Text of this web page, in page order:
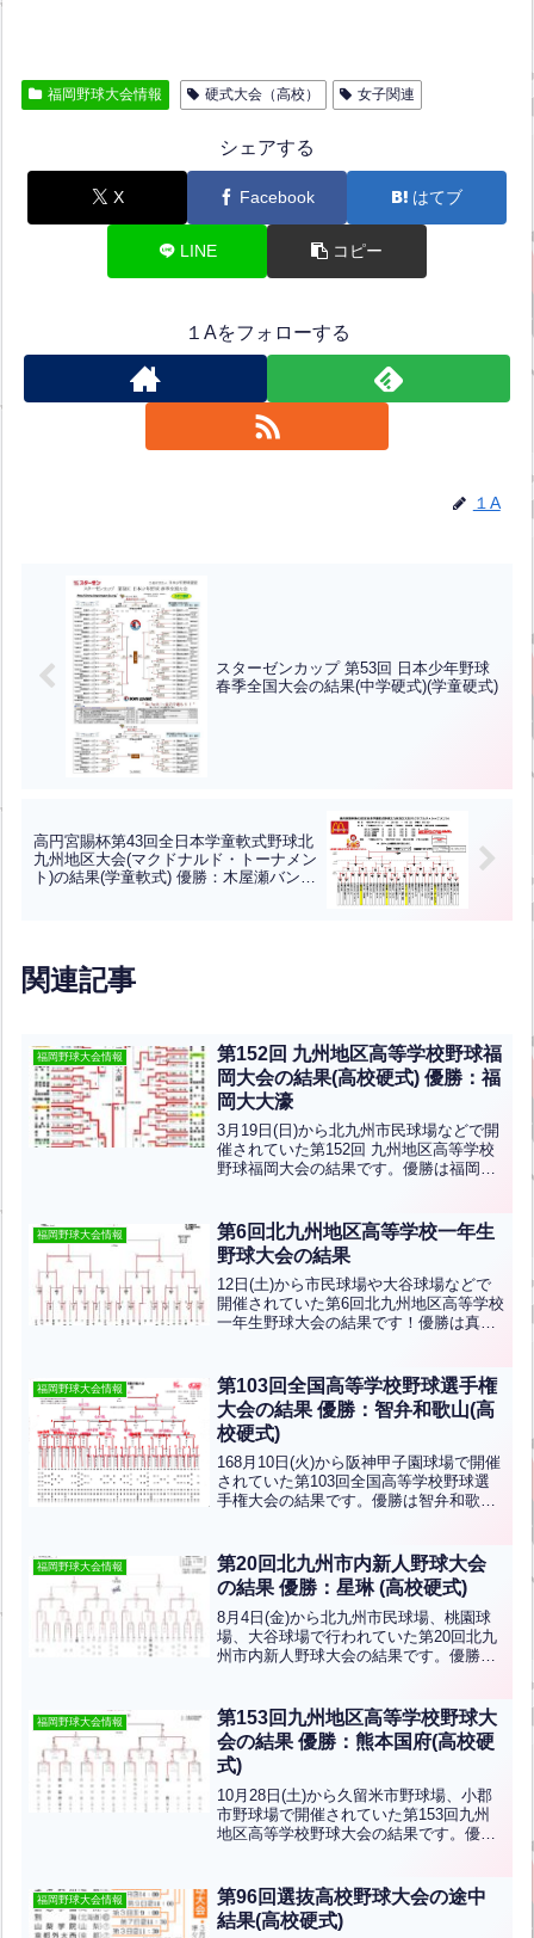
福岡野球大会情報 硬式大会（高校） 女子関連
シェアする
X Facebook はてブ
LINE コピー
１Aをフォローする
１A
スターゼンカップ 第53回 日本少年野球
春季全国大会の結果(中学硬式)(学童硬式)
高円宮賜杯第43回全日本学童軟式野球北
九州地区大会(マクドナルド・トーナメン
ト)の結果(学童軟式) 優勝：木屋瀬バンブ
関連記事
福岡野球大会情報
第152回 九州地区高等学校野球福
岡大会の結果(高校硬式) 優勝：福
岡大大濠
3月19日(日)から北九州市民球場などで開
催されていた第152回 九州地区高等学校
野球福岡大会の結果です。優勝は福岡大
岡大大濠と西日本短大附は4月22日(土)に
熊本県...全文はクリック
福岡野球大会情報
第6回北九州地区高等学校一年生
野球大会の結果
12日(土)から市民球場や大谷球場などで
開催されていた第6回北九州地区高等学校
一年生野球大会の結果です！優勝は真颯
福岡野球大会情報
第103回全国高等学校野球選手権
大会の結果 優勝：智弁和歌山(高
校硬式)
168月10日(火)から阪神甲子園球場で開催
されていた第103回全国高等学校野球選
手権大会の結果です。優勝は智弁和歌
学附属高等学校が出場しました。
福岡野球大会情報
第20回北九州市内新人野球大会
の結果 優勝：星琳 (高校硬式)
8月4日(金)から北九州市民球場、桃園球
場、大谷球場で行われていた第20回北九
州市内新人野球大会の結果です。優勝は
福岡野球大会情報
第153回九州地区高等学校野球大
会の結果 優勝：熊本国府(高校硬
式)
10月28日(土)から久留米市野球場、小郡
市野球場で開催されていた第153回九州
地区高等学校野球大会の結果です。優勝
寺本悠真くんは三萩野バッティングセン
ターのMBA野球...全文はクリック
福岡野球大会情報
第96回選抜高校野球大会の途中
結果(高校硬式)